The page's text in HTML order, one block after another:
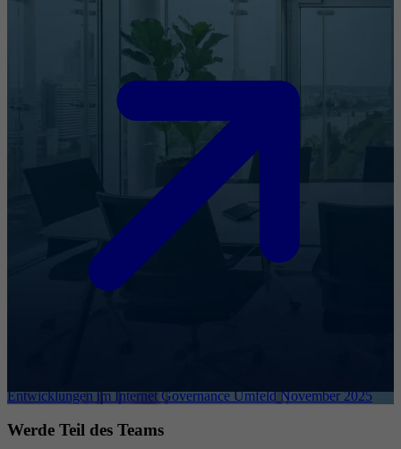
Entwicklungen im Internet Governance Umfeld November 2025
Werde Teil des Teams